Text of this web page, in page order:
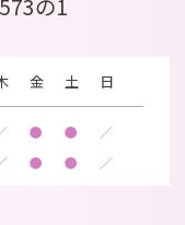
の1
金 土 日
● ● ／
● ● ／